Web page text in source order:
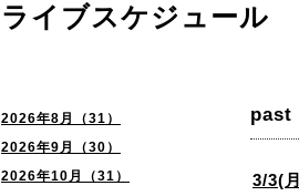
2026年8月（31）
2026年9月（30）
2026年10月（31）
ライブスケジュール
past
3/3(